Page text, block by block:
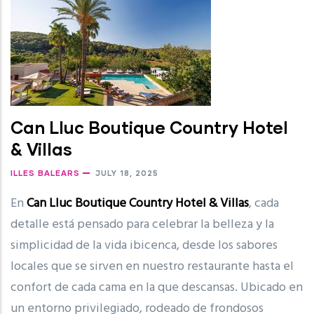
Can Lluc Boutique Country Hotel
& Villas
ILLES BALEARS JULY 18, 2025
EnCan Lluc Boutique Country Hotel & Villas, cada
detalle está pensado para celebrar la belleza y la
simplicidad de la vida ibicenca, desde los sabores
locales que se sirven en nuestro restaurante hasta el
confort de cada cama en la que descansas. Ubicado en
un entorno privilegiado, rodeado de frondosos